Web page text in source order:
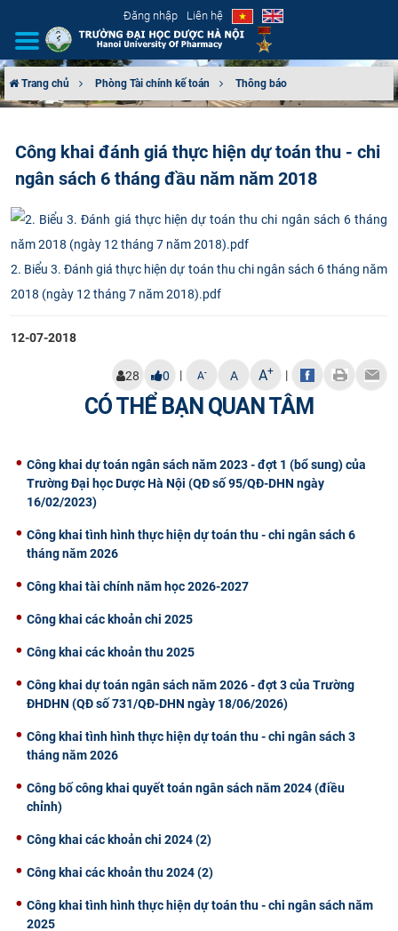
Đăng nhập Liên hệ
CƠ CẤU TỔ CHỨC
TUYỂN SINH
ĐÀO TẠO
ĐẢM BẢO CHẤT LƯỢNG
KHOA HỌC CÔNG NGHỆ
Trang chủ Phòng Tài chính kế toán Thông báo
Công khai đánh giá thực hiện dự toán thu - chi
ngân sách 6 tháng đầu năm năm 2018
2. Biểu 3. Đánh giá thực hiện dự toán thu chi ngân sách 6 tháng năm
2018 (ngày 12 tháng 7 năm 2018).pdf
12-07-2018
28 0 | A- A A+ |
CÓ THỂ BẠN QUAN TÂM
Công khai dự toán ngân sách năm 2023 - đợt 1 (bổ sung) của
Trường Đại học Dược Hà Nội (QĐ số 95/QĐ-DHN ngày
16/02/2023)
Công khai tình hình thực hiện dự toán thu - chi ngân sách 6
tháng năm 2026
Công khai tài chính năm học 2026-2027
Công khai các khoản chi 2025
Công khai các khoản thu 2025
Công khai dự toán ngân sách năm 2026 - đợt 3 của Trường
ĐHDHN (QĐ số 731/QĐ-DHN ngày 18/06/2026)
Công khai tình hình thực hiện dự toán thu - chi ngân sách 3
tháng năm 2026
Công bố công khai quyết toán ngân sách năm 2024 (điều
chỉnh)
Công khai các khoản chi 2024 (2)
Công khai các khoản thu 2024 (2)
Công khai tình hình thực hiện dự toán thu - chi ngân sách năm
2025